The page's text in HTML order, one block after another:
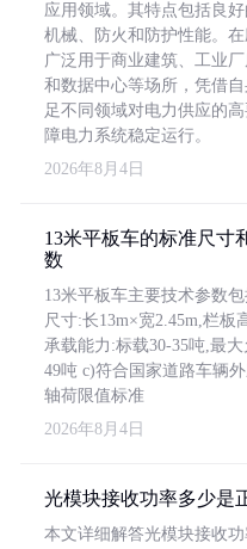
应用领域。其特点包括良好
机械、防火和防护性能。在
广泛用于商业建筑、工业
和数据中心等场所，凭借
足不同领域对电力供应的
障电力系统稳定运行。
2026年8月4日
13米平板车的标准尺寸
数
13米平板车主要技术参数
尺寸:长13m×宽2.45m,栏板
承载能力:标载30-35吨,最
49吨 c)符合国家道路车辆
轴荷限值标准
2026年8月4日
光模块接收功率多少是
本文详细解答光模块接收